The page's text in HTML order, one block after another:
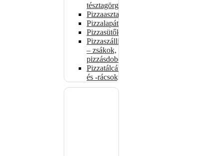
tésztagörgők
Pizzaasztalok
Pizzalapátok
Pizzasütők
Pizzaszállítás
– zsákok,
pizzásdobozok
Pizzatálcák
és -rácsok